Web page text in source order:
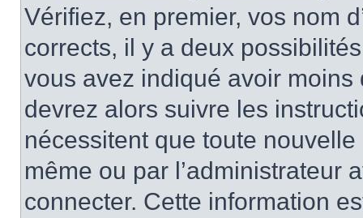
Vérifiez, en premier, vos nom
corrects, il y a deux
vous avez indiqué avoir moins
devrez alors suivre les
nécessitent que toute
même ou par l’administrateur
connecter. Cette information